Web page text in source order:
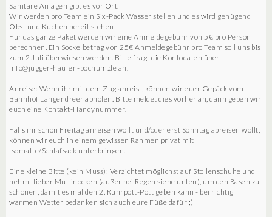
Sanitäre Anlagen gibt es vor Ort.
Wir werden pro Team ein Six-Pack Wasser stellen und es wird genügend
Obst und Kuchen bereit stehen.
Für das ganze Paket werden wir eine Anmeldegebühr von 5€ pro Person
berechnen. Ein Sockelbetrag von 25€ Anmeldegebühr pro Team soll uns bis
zum 2.Juli überwiesen werden. Bitte fragt die Kontodaten über
info@jugger-haufen-bochum.de an.
Anreise: Wenn ihr mit dem Zug anreist, können wir euer Gepäck vom
Bahnhof Langendreer abholen. Bitte meldet dies vorher an, dann geben wir
euch eine Kontakt-Handynummer.
Falls ihr schon Freitag anreisen wollt und/oder erst Sonntag abreisen wollt,
können wir euch in einem gewissen Rahmen privat mit
Isomatte/Schlafsack unterbringen.
Eine kleine Bitte (kein Muss): Verzichtet möglichst auf Stollenschuhe und
nehmt lieber Multinocken (außer bei Regen siehe unten), um den Rasen zu
schonen, damit es mal den 2. Ruhrpott-Pott geben kann - bei richtig
warmen Wetter bedanken sich auch eure Füße dafür ;)